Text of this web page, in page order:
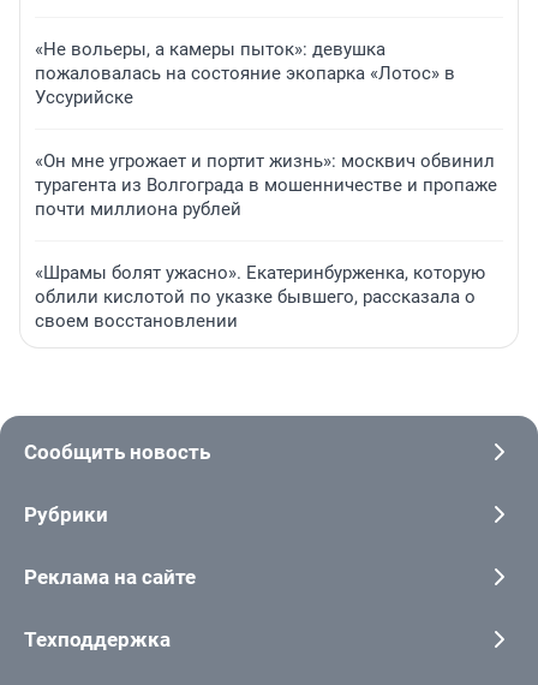
«Не вольеры, а камеры пыток»: девушка
пожаловалась на состояние экопарка «Лотос» в
Уссурийске
«Он мне угрожает и портит жизнь»: москвич обвинил
турагента из Волгограда в мошенничестве и пропаже
почти миллиона рублей
«Шрамы болят ужасно». Екатеринбурженка, которую
облили кислотой по указке бывшего, рассказала о
своем восстановлении
Сообщить новость
Рубрики
Реклама на сайте
Техподдержка